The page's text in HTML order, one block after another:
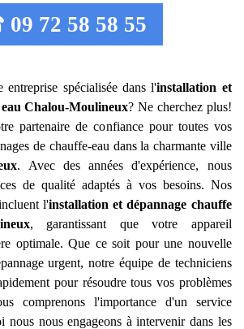
72 58 58 55
entreprise spécialisée dans l'installation et
Chalou-Moulineux? Ne cherchez plus!
partenaire de confiance pour toutes vos
de chauffe-eau dans la charmante ville
. Avec des années d'expérience, nous
de qualité adaptés à vos besoins. Nos
l'installation et dépannage chauffe
, garantissant que votre appareil
optimale. Que ce soit pour une nouvelle
urgent, notre équipe de techniciens
pour résoudre tous vos problèmes
comprenons l'importance d'un service
nous nous engageons à intervenir dans les